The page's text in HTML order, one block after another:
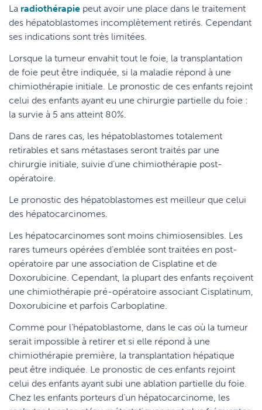
La radiothérapie peut avoir une place dans le traitement
des hépatoblastomes incomplètement retirés. Cependant
ses indications sont très limitées.
Lorsque la tumeur envahit tout le foie, la transplantation
de foie peut être indiquée, si la maladie répond à une
chimiothérapie initiale. Le pronostic de ces enfants rejoint
celui des enfants ayant eu une chirurgie partielle du foie :
la survie à 5 ans atteint 80%.
Dans de rares cas, les hépatoblastomes totalement
retirables et sans métastases seront traités par une
chirurgie initiale, suivie d’une chimiothérapie post-
opératoire.
Le pronostic des hépatoblastomes est meilleur que celui
des hépatocarcinomes.
Les hépatocarcinomes sont moins chimiosensibles. Les
rares tumeurs opérées d’emblée sont traitées en post-
opératoire par une association de Cisplatine et de
Doxorubicine. Cependant, la plupart des enfants reçoivent
une chimiothérapie pré-opératoire associant Cisplatinum,
Doxorubicine et parfois Carboplatine.
Comme pour l’hépatoblastome, dans le cas où la tumeur
serait impossible à retirer et si elle répond à une
chimiothérapie première, la transplantation hépatique
peut être indiquée. Le pronostic de ces enfants rejoint
celui des enfants ayant subi une ablation partielle du foie.
Chez les enfants porteurs d’un hépatocarcinome, les